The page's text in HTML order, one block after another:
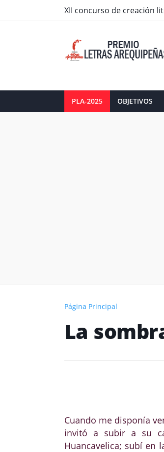
XII concurso de creación
PLA-2025 OBJETIVOS
Página Principal
La
Cuando me disponía
invitó a subir a su
Huancavelica; subí en